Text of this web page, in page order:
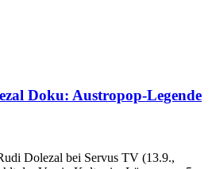
Doku: Austropop-Legende
Dolezal bei Servus TV (13.9.,